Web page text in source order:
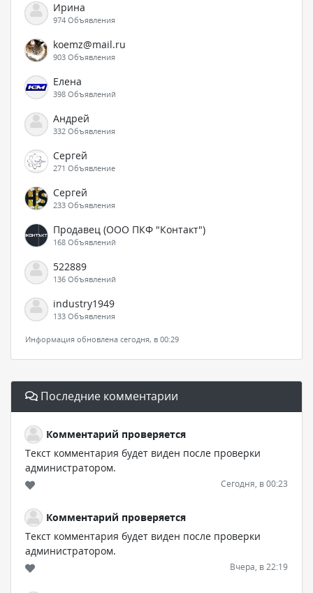
Ирина
974 Объявления
koemz@mail.ru
903 Объявления
Елена
398 Объявлений
Андрей
332 Объявления
Сергей
271 Объявление
Сергей
233 Объявления
Продавец (ООО ПКФ "Контакт")
168 Объявлений
522889
136 Объявлений
industry1949
133 Объявления
Информация обновлена сегодня, в 00:29
Последние комментарии
Комментарий проверяется
Текст комментария будет виден после проверки
администратором.
Сегодня, в 00:23
Комментарий проверяется
Текст комментария будет виден после проверки
администратором.
Вчера, в 22:19